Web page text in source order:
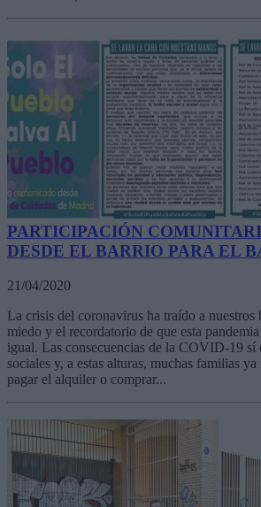
PARTICIPACIÓN
DESDE EL BARRIO PARA EL
21/04/2020
La crisis del coronavirus ha traído a nuestros
miedo y el recordatorio de que esta
igual. Las consecuencias de la COVID-19 sí
sociales y, a estas alturas, muchas familias
pagar el alquiler o comprar...